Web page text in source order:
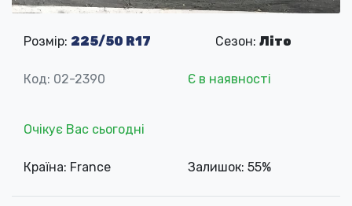
Розмір: 225/50 R17 Сезон: Літо
Код: 02-2390 Є в наявності
Очікує Вас сьогодні
Країна: France Залишок: 55%